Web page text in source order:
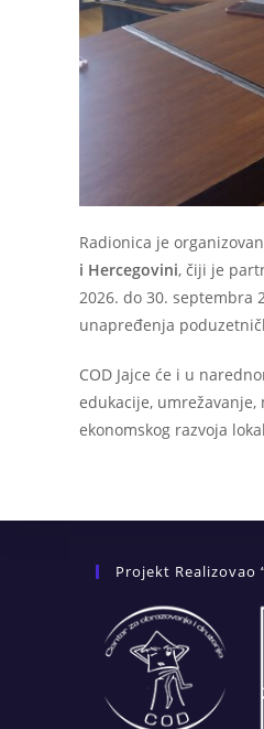
Radionica je
i Hercegovini, čiji je
2026. do 30. septembra
unapređenja
COD Jajce će i u
edukacije,
ekonomskog razvoja
Projekt Realizovao